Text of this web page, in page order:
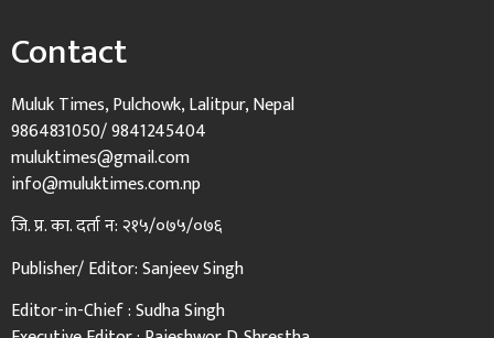
Contact
Muluk Times, Pulchowk, Lalitpur, Nepal
9864831050/ 9841245404
muluktimes@gmail.com
info@muluktimes.com.np
जि. प्र. का. दर्ता न: २१५/०७५/०७६
Publisher/ Editor: Sanjeev Singh
Editor-in-Chief : Sudha Singh